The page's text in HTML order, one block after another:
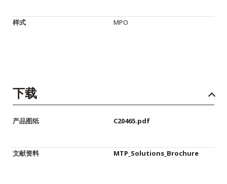
样式 MPO
下载
产品图纸 C20465.pdf
文献资料 MTP_Solutions_Brochure